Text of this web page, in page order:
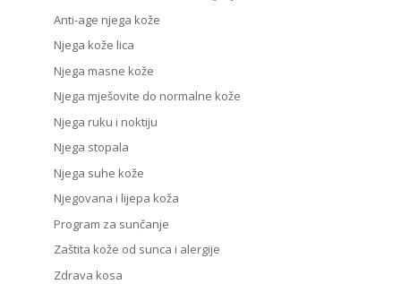
Anti-age njega kože
Njega kože lica
Njega masne kože
Njega mješovite do normalne kože
Njega ruku i noktiju
Njega stopala
Njega suhe kože
Njegovana i lijepa koža
Program za sunčanje
Zaštita kože od sunca i alergije
Zdrava kosa